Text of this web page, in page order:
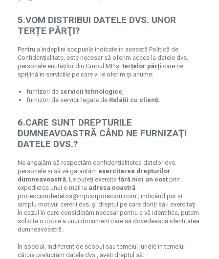
5.VOM DISTRIBUI DATELE DVS. UNOR
TERȚE PĂRŢI?
Pentru a îndeplini scopurile indicate în această Politică de
Confidențialitate, este necesar să oferim acces la datele dvs.
personale entităților din Grupul MP și terțelor părți care ne
sprijină în serviciile pe care vi le oferim și anume:
furnizori de servicii tehnologice,
furnizori de servicii legate de Relații cu clienți.
6.CARE SUNT DREPTURILE
DUMNEAVOASTRĂ CÂND NE FURNIZAŢI
DATELE DVS.?
Ne angajăm să respectăm confidențialitatea datelor dvs.
personale și să vă garantăm exercitarea drepturilor
dumneavoastră. Le puteți exercita fără nici un cost prin
expedierea unui e-mail la adresa noastră
protecciondedatos@mpcorporacion.com , indicând pur și
simplu motivul cererii dvs. și dreptul pe care doriți să-l exercitați.
În cazul în care considerăm necesar pentru a vă identifica, putem
solicita o copie a unui document care să dovedească identitatea
dumneavoastră.
În special, indiferent de scopul sau temeiul juridic în temeiul
căruia prelucrăm datele dvs., aveți dreptul să: